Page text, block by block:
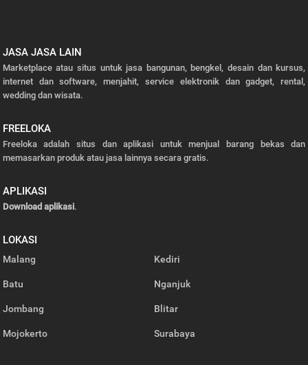
JASA JASA LAIN
Marketplace atau situs untuk jasa bangunan, bengkel, desain dan kursus,
internet dan software, menjahit, service elektronik dan gadget, rental,
wedding dan wisata.
FREELOKA
Freeloka adalah situs dan aplikasi untuk menjual barang bekas dan
memasarkan produk atau jasa lainnya secara gratis.
APLIKASI
Download aplikasi.
LOKASI
Malang Kediri
Batu Nganjuk
Jombang Blitar
Mojokerto Surabaya